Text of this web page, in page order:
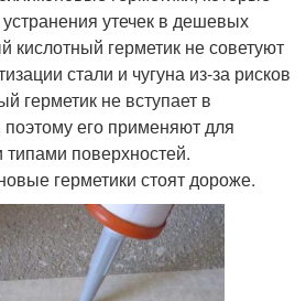
утечек в дешевых
кислотный герметик не советуют
стали и чугуна из-за рисков
герметик не вступает в
его применяют для
поверхностей.
герметики стоят дороже.